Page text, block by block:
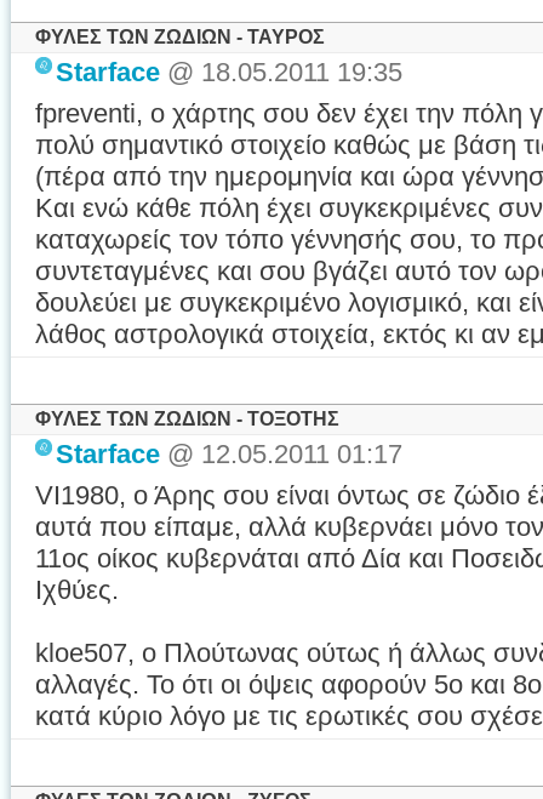
ΦΥΛΕΣ ΤΩΝ ΖΩΔΙΩΝ - ΤΑΥΡΟΣ
Starface @ 18.05.2011 19:35
fpreventi, ο χάρτης σου δεν έχει την πόλη
πολύ σημαντικό στοιχείο καθώς με βάση
(πέρα από την ημερομηνία και ώρα
Και ενώ κάθε πόλη έχει συγκεκριμένες
καταχωρείς τον τόπο γέννησής σου, το
συντεταγμένες και σου βγάζει αυτό τον
δουλεύει με συγκεκριμένο λογισμικό, και
λάθος αστρολογικά στοιχεία, εκτός κι αν
ΦΥΛΕΣ ΤΩΝ ΖΩΔΙΩΝ - ΤΟΞΟΤΗΣ
Starface @ 12.05.2011 01:17
VI1980, ο Άρης σου είναι όντως σε ζώδιο
αυτά που είπαμε, αλλά κυβερνάει μόνο
11ος οίκος κυβερνάται από Δία και
Ιχθύες.
kloe507, ο Πλούτωνας ούτως ή άλλως
αλλαγές. Το ότι οι όψεις αφορούν 5ο και 8ο
κατά κύριο λόγο με τις ερωτικές σου